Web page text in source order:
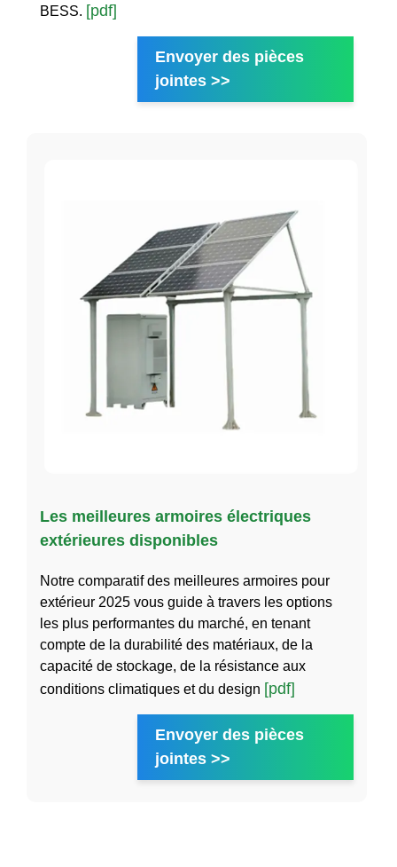
BESS. [pdf]
Envoyer des pièces
jointes >>
Les meilleures armoires électriques
extérieures disponibles
Notre comparatif des meilleures armoires pour
extérieur 2025 vous guide à travers les options
les plus performantes du marché, en tenant
compte de la durabilité des matériaux, de la
capacité de stockage, de la résistance aux
conditions climatiques et du design [pdf]
Envoyer des pièces
jointes >>